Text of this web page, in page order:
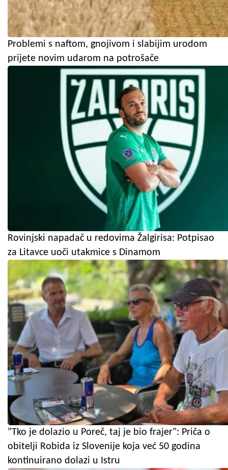
Problemi s naftom, gnojivom i slabijim urodom
prijete novim udarom na potrošače
Rovinjski napadač u redovima Žalgirisa: Potpisao
za Litavce uoči utakmice s Dinamom
"Tko je dolazio u Poreč, taj je bio frajer": Priča o
obitelji Robida iz Slovenije koja već 50 godina
kontinuirano dolazi u Istru